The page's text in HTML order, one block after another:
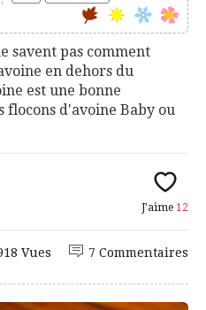
savent pas comment
en dehors du
est une bonne
d'avoine Baby ou
J'aime 12
7 Commentaires
Vues